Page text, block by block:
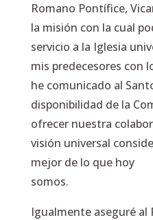
Romano Pontífice,
la misión con la cual
servicio a la Iglesia
mis predecesores con
he comunicado al
disponibilidad de la
ofrecer nuestra
visión universal
mejor de lo que hoy
somos.
Igualmente aseguré al